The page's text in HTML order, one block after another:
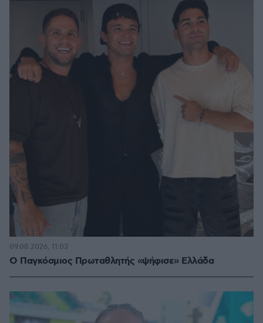
Ο Παγκόσμιος Πρωταθλητής «ψήφισε» Ελλάδα
09.08.2026, 11:03